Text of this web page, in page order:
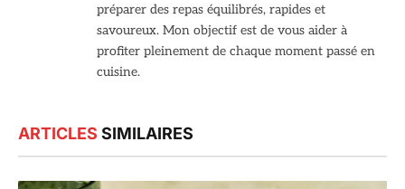
préparer des repas équilibrés, rapides et
savoureux. Mon objectif est de vous aider à
profiter pleinement de chaque moment passé en
cuisine.
ARTICLES SIMILAIRES